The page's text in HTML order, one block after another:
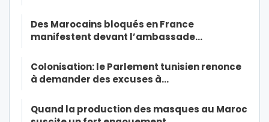
Des Marocains bloqués en France
manifestent devant l’ambassade…
Colonisation: le Parlement tunisien renonce
à demander des excuses à…
Quand la production des masques au Maroc